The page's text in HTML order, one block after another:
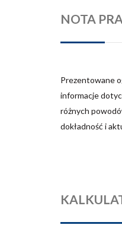
NOTA
Prezentowane
informacje
różnych
dokładność i